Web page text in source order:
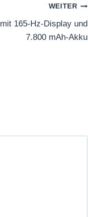
WEITER
165-Hz-Display und
7.800 mAh-Akku